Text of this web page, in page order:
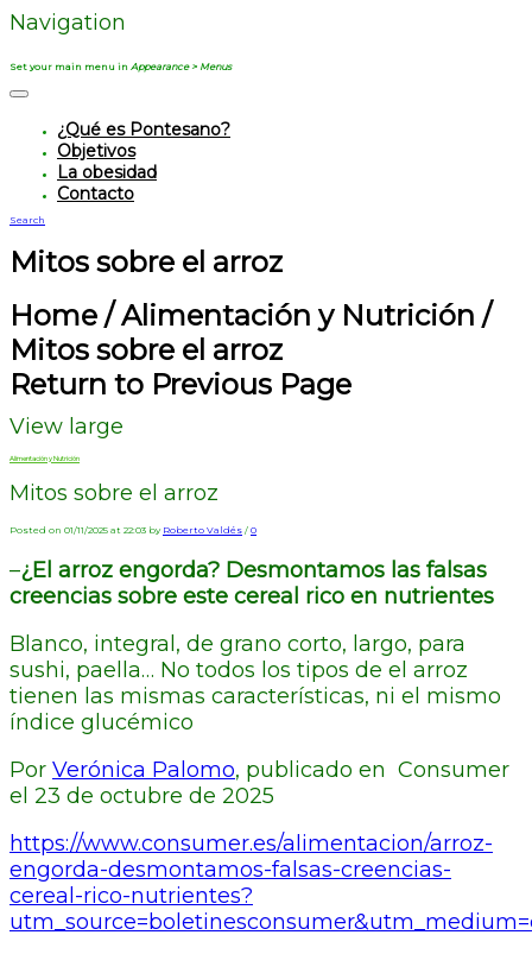
Navigation
Set your main menu in Appearance > Menus
¿Qué es Pontesano?
Objetivos
La obesidad
Contacto
Search
Mitos sobre el arroz
Home / Alimentación y Nutrición /
Mitos sobre el arroz
Return to Previous Page
View large
Alimentación y Nutrición
Mitos sobre el arroz
Posted on 01/11/2025 at 22:03 by Roberto Valdés / 0
–¿El arroz engorda? Desmontamos las falsas
creencias sobre este cereal rico en nutrientes
Blanco, integral, de grano corto, largo, para
sushi, paella… No todos los tipos de el arroz
tienen las mismas características, ni el mismo
índice glucémico
Por Verónica Palomo, publicado en Consumer
el 23 de octubre de 2025
https://www.consumer.es/alimentacion/arroz-
engorda-desmontamos-falsas-creencias-
cereal-rico-nutrientes?